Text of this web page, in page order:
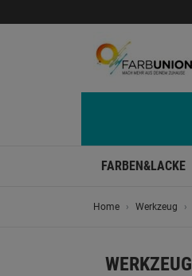
FARBEN&LACKE
Home Werkzeug
WERKZEUG